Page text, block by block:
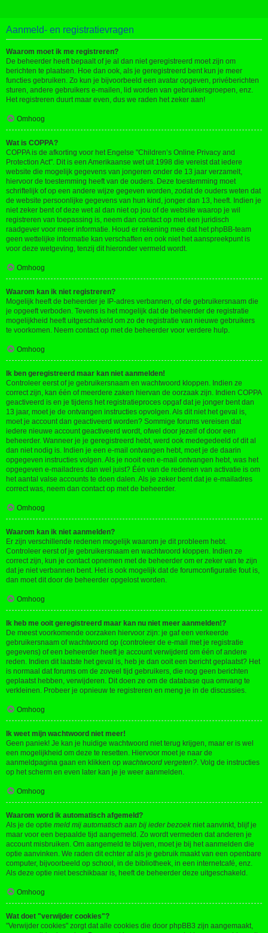
Aanmeld- en registratievragen
Waarom moet ik me registreren?
De beheerder heeft bepaalt of je al dan niet geregistreerd moet zijn om
berichten te plaatsen. Hoe dan ook, als je geregistreerd bent kun je meer
functies gebruiken. Zo kun je bijvoorbeeld een avatar opgeven, privéberichten
sturen, andere gebruikers e-mailen, lid worden van gebruikersgroepen, enz.
Het registreren duurt maar even, dus we raden het zeker aan!
Omhoog
Wat is COPPA?
COPPA is de afkorting voor het Engelse "Children’s Online Privacy and
Protection Act". Dit is een Amerikaanse wet uit 1998 die vereist dat iedere
website die mogelijk gegevens van jongeren onder de 13 jaar verzamelt,
hiervoor de toestemming heeft van de ouders. Deze toestemming moet
schriftelijk of op een andere wijze gegeven worden, zodat de ouders weten dat
de website persoonlijke gegevens van hun kind, jonger dan 13, heeft. Indien je
niet zeker bent of deze wet al dan niet op jou of de website waarop je wil
registreren van toepassing is, neem dan contact op met een juridisch
raadgever voor meer informatie. Houd er rekening mee dat het phpBB-team
geen wettelijke informatie kan verschaffen en ook niet het aanspreekpunt is
voor deze wetgeving, tenzij dit hieronder vermeld wordt.
Omhoog
Waarom kan ik niet registreren?
Mogelijk heeft de beheerder je IP-adres verbannen, of de gebruikersnaam die
je opgeeft verboden. Tevens is het mogelijk dat de beheerder de registratie
mogelijkheid heeft uitgeschakeld om zo de registratie van nieuwe gebruikers
te voorkomen. Neem contact op met de beheerder voor verdere hulp.
Omhoog
Ik ben geregistreerd maar kan niet aanmelden!
Controleer eerst of je gebruikersnaam en wachtwoord kloppen. Indien ze
correct zijn, kan één of meerdere zaken hiervan de oorzaak zijn. Indien COPPA
geactiveerd is en je tijdens het registratieproces opgaf dat je jonger bent dan
13 jaar, moet je de ontvangen instructies opvolgen. Als dit niet het geval is,
moet je account dan geactiveerd worden? Sommige forums vereisen dat
iedere nieuwe account geactiveerd wordt, ofwel door jezelf of door een
beheerder. Wanneer je je geregistreerd hebt, werd ook medegedeeld of dit al
dan niet nodig is. Indien je een e-mail ontvangen hebt, moet je de daarin
opgegeven instructies volgen. Als je nooit een e-mail ontvangen hebt, was het
opgegeven e-mailadres dan wel juist? Één van de redenen van activatie is om
het aantal valse accounts te doen dalen. Als je zeker bent dat je e-mailadres
correct was, neem dan contact op met de beheerder.
Omhoog
Waarom kan ik niet aanmelden?
Er zijn verschillende redenen mogelijk waarom je dit probleem hebt.
Controleer eerst of je gebruikersnaam en wachtwoord kloppen. Indien ze
correct zijn, kun je contact opnemen met de beheerder om er zeker van te zijn
dat je niet verbannen bent. Het is ook mogelijk dat de forumconfiguratie fout is,
dan moet dit door de beheerder opgelost worden.
Omhoog
Ik heb me ooit geregistreerd maar kan nu niet meer aanmelden!?
De meest voorkomende oorzaken hiervoor zijn: je gaf een verkeerde
gebruikersnaam of wachtwoord op (controleer de e-mail met je registratie
gegevens) of een beheerder heeft je account verwijderd om één of andere
reden. Indien dit laatste het geval is, heb je dan ooit een bericht geplaatst? Het
is normaal dat forums om de zoveel tijd gebruikers, die nog geen berichten
geplaatst hebben, verwijderen. Dit doen ze om de database qua omvang te
verkleinen. Probeer je opnieuw te registreren en meng je in de discussies.
Omhoog
Ik weet mijn wachtwoord niet meer!
Geen paniek! Je kan je huidige wachtwoord niet terug krijgen, maar er is wel
een mogelijkheid om deze te resetten. Hiervoor moet je naar de
aanmeldpagina gaan en klikken op wachtwoord vergeten?. Volg de instructies
op het scherm en even later kan je je weer aanmelden.
Omhoog
Waarom word ik automatisch afgemeld?
Als je de optie meld mij automatisch aan bij ieder bezoek niet aanvinkt, blijf je
maar voor een bepaalde tijd aangemeld. Zo wordt vermeden dat anderen je
account misbruiken. Om aangemeld te blijven, moet je bij het aanmelden die
optie aanvinken. We raden dit echter af als je gebruik maakt van een openbare
computer, bijvoorbeeld op school, in de bibliotheek, in een internetcafé, enz.
Als deze optie niet beschikbaar is, heeft de beheerder deze uitgeschakeld.
Omhoog
Wat doet "verwijder cookies"?
"Verwijder cookies" zorgt dat alle cookies die door phpBB3 zijn aangemaakt,